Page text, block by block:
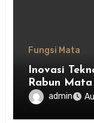
Fungsi Mata
Inovasi
Rabun Mata
admin